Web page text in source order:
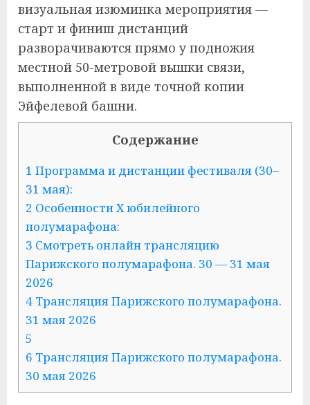
визуальная изюминка мероприятия —
старт и финиш дистанций
разворачиваются прямо у подножия
местной 50-метровой вышки связи,
выполненной в виде точной копии
Эйфелевой башни.
Содержание
1 Программа и дистанции фестиваля (30–
31 мая):
2 Особенности X юбилейного
полумарафона:
3 Смотреть онлайн трансляцию
Парижского полумарафона. 30 — 31 мая
2026
4 Трансляция Парижского полумарафона.
31 мая 2026
5
6 Трансляция Парижского полумарафона.
30 мая 2026